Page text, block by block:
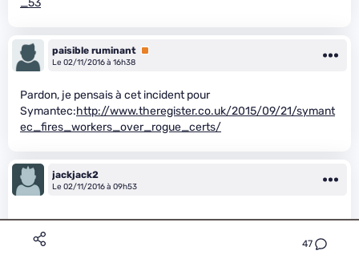
47
_53
paisible ruminant Premium
Le 02/11/2016 à 16h38
Pardon, je pensais à cet incident pour
Symantec:http://www.theregister.co.uk/2015/09/21/symant
ec_fires_workers_over_rogue_certs/
jackjack2
Le 02/11/2016 à 09h53